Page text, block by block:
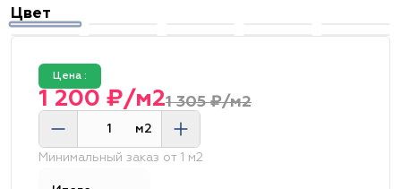
Цвет
Цена :
1 305 ₽/м2
1 200 ₽/м2
м2
Минимальный заказ от 1 м2